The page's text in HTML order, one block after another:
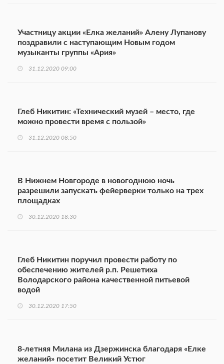
Участницу акции «Елка желаний» Алену Лупанову
поздравили с наступающим Новым годом
музыканты группы «Ария»
31.12.2020 09:00
Глеб Никитин: «Технический музей – место, где
можно провести время с пользой»
31.12.2020 08:50
В Нижнем Новгороде в новогоднюю ночь
разрешили запускать фейерверки только на трех
площадках
30.12.2020 18:30
Глеб Никитин поручил провести работу по
обеспечению жителей р.п. Решетиха
Володарского района качественной питьевой
водой
30.12.2020 17:50
8-летняя Милана из Дзержинска благодаря «Елке
желаний» посетит Великий Устюг